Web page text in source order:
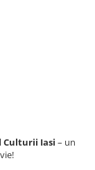
Culturii Iasi – un